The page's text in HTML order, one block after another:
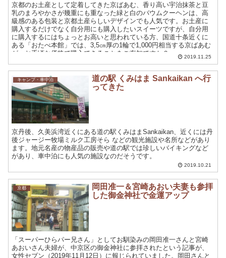
京都のお土産として定着してきた京ばあむ、香り高い宇治抹茶と豆
乳のまろやかさが幾重にも重なった緑と白のバウムクーヘンは、高
級感のある包装と京都土産らしいデザインでも人気です。お土産に
購入するだけでなく自分用にも購入したいスイーツですが、自分用
に購入するにはちょっとお高いと思われている方、国道十条近くに
ある「おたべ本館」では、3,5㎝厚の1輪で1,000円相当する京ばあむ
が、お手頃な価格で購入できることをご存知ですか？
2019.11.25
キャンプ・車中泊
道の駅 くみはま Sankaikan へ行
ってきた
京丹後、久美浜湾近くにある道の駅くみはまSankaikan、近くには丹
後ジャージー牧場ミルク工房そら などの観光施設や名所などがあり
ます。地元名産の物産品の販売や道の駅では珍しいバイキングなど
があり、車中泊にも人気の施設なのだそうです。
2019.10.21
京都
岡田准一＆宮崎あおい夫妻も参拝
した御金神社で金運アップ
「スーパーひらパー兄さん」としてお馴染みの岡田准一さんと宮崎
あおいさん夫婦が、中京区の御金神社に参拝されたという記事が、
女性セブン（2019年11月12日）に報じられていました。岡田さんと